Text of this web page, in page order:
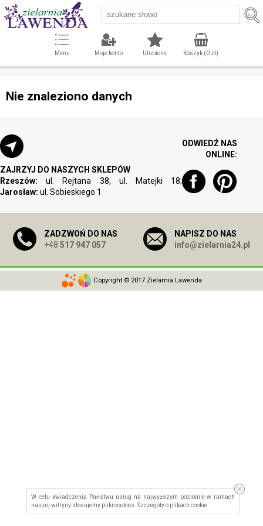
Menu Moje konto Ulubione Koszyk (0zł)
Nie znaleziono danych
ZAJRZYJ DO NASZYCH SKLEPÓW
Rzeszów: ul. Rejtana 38, ul. Matejki 18;
Jarosław: ul. Sobieskiego 1
ODWIEDŹ NAS
ONLINE:
ZADZWOŃ DO NAS
+48 517 947 057
NAPISZ DO NAS
info@zielarnia24.pl
Copyright © 2017 Zielarnia Lawenda
W celu świadczenia Państwu usług na najwyższym poziomie w ramach
naszej witryny stosujemy pliki cookies. Szczegóły o plikach cookie.